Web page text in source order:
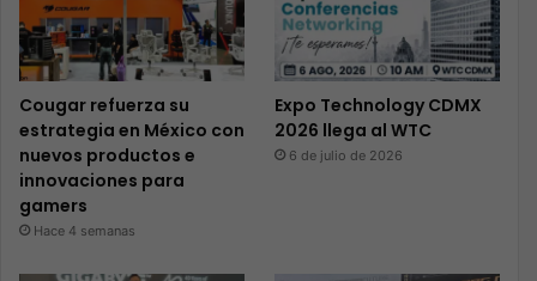
Cougar refuerza su
estrategia en México con
nuevos productos e
innovaciones para
gamers
Hace 4 semanas
Expo Technology CDMX
2026 llega al WTC
6 de julio de 2026